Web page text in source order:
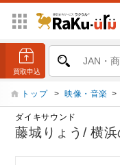
トップ > 映像・音楽 >
ダイキサウンド
藤城りょう/ 横浜